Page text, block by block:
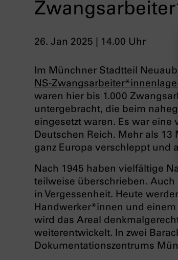
26. Jan 2025 | 14.00 Uhr
Im Münchner Stadtteil
NS-
waren hier bis 1.000
untergebracht, die beim
eingesetzt waren. Es war eine
Deutschen Reich. Mehr als
ganz Europa verschleppt und
Nach 1945 haben vielfältige
teilweise überschrieben.
in Vergessenheit. Heute
Handwerker*innen und
wird das Areal
weiterentwickelt. In zwei
Dokumentationszentrums